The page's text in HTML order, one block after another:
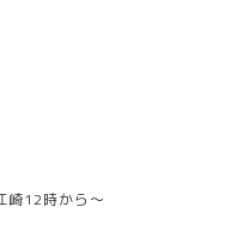
崎12時から～